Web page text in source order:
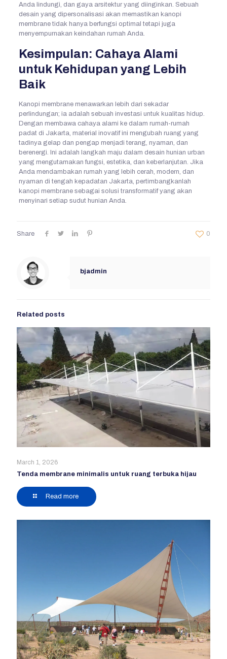
Anda lindungi, dan gaya arsitektur yang diinginkan. Sebuah
desain yang dipersonalisasi akan memastikan kanopi
membrane tidak hanya berfungsi optimal tetapi juga
menyempurnakan keindahan rumah Anda.
Kesimpulan: Cahaya Alami
untuk Kehidupan yang Lebih
Baik
Kanopi membrane menawarkan lebih dari sekadar
perlindungan; ia adalah sebuah investasi untuk kualitas hidup.
Dengan membawa cahaya alami ke dalam rumah-rumah
padat di Jakarta, material inovatif ini mengubah ruang yang
tadinya gelap dan pengap menjadi terang, nyaman, dan
berenergi. Ini adalah langkah maju dalam desain hunian urban
yang mengutamakan fungsi, estetika, dan keberlanjutan. Jika
Anda mendambakan rumah yang lebih cerah, modern, dan
nyaman di tengah kepadatan Jakarta, pertimbangkanlah
kanopi membrane sebagai solusi transformatif yang akan
menyinari setiap sudut hunian Anda.
Share 0
bjadmin
Related posts
March 1, 2026
Tenda membrane minimalis untuk ruang terbuka hijau
Read more